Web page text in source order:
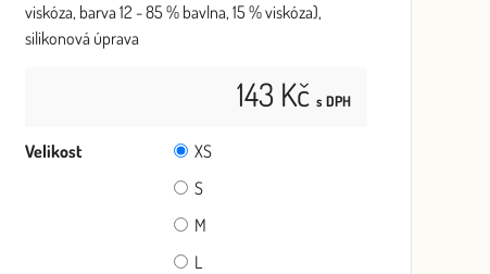
viskóza, barva 12 - 85 % bavlna, 15 % viskóza),
silikonová úprava
143 Kč s DPH
Velikost
XS
S
M
L